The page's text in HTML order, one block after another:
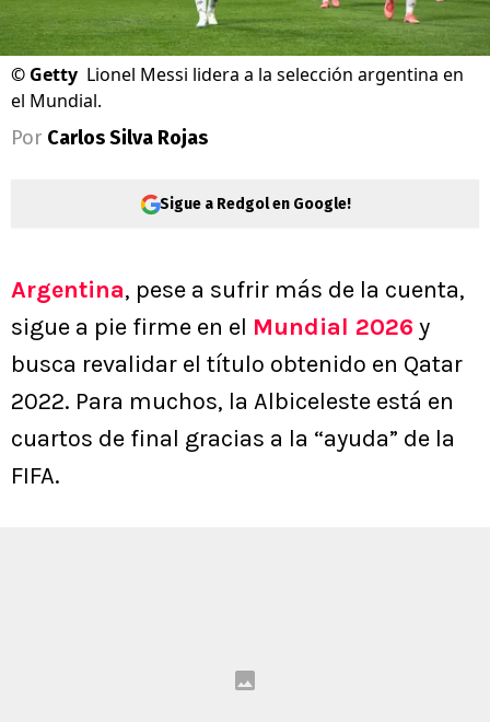
© Getty Lionel Messi lidera a la selección argentina en
el Mundial.
Por Carlos Silva Rojas
Sigue a Redgol en Google!
Argentina, pese a sufrir más de la cuenta,
sigue a pie firme en el Mundial 2026 y
busca revalidar el título obtenido en Qatar
2022. Para muchos, la Albiceleste está en
cuartos de final gracias a la “ayuda” de la
FIFA.